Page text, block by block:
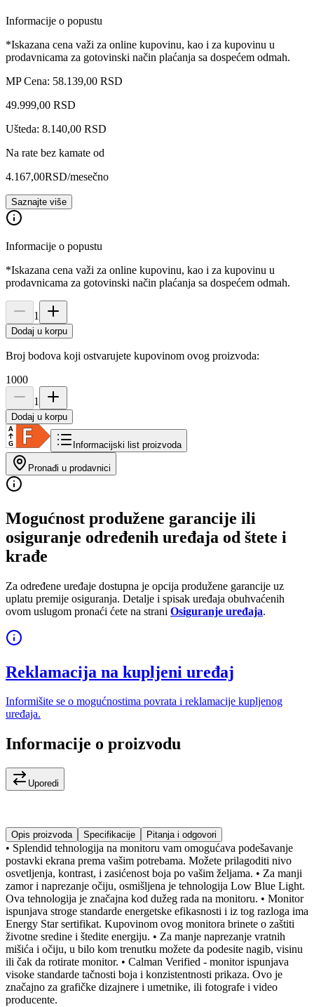
Informacije o popustu
*Iskazana cena važi za online kupovinu, kao i za kupovinu u
prodavnicama za gotovinski način plaćanja sa dospećem odmah.
MP Cena: 58.139,00 RSD
49.999,00 RSD
Ušteda: 8.140,00 RSD
Na rate bez kamate od
4.167,00RSD/mesečno
Saznajte više
Informacije o popustu
*Iskazana cena važi za online kupovinu, kao i za kupovinu u
prodavnicama za gotovinski način plaćanja sa dospećem odmah.
1
Dodaj u korpu
Broj bodova koji ostvarujete kupovinom ovog proizvoda:
1000
1
Dodaj u korpu
Informacijski list proizvoda
Pronađi u prodavnici
Mogućnost produžene garancije ili
osiguranje određenih uređaja od štete i
krađe
Za određene uređaje dostupna je opcija produžene garancije uz
uplatu premije osiguranja. Detalje i spisak uređaja obuhvaćenih
ovom uslugom pronaći ćete na strani Osiguranje uređaja.
Reklamacija na kupljeni uređaj
Informišite se o mogućnostima povrata i reklamacije kupljenog
uređaja.
Informacije o proizvodu
Uporedi
Opis proizvoda Specifikacije Pitanja i odgovori
• Splendid tehnologija na monitoru vam omogućava podešavanje
postavki ekrana prema vašim potrebama. Možete prilagoditi nivo
osvetljenja, kontrast, i zasićenost boja po vašim željama. • Za manji
zamor i naprezanje očiju, osmišljena je tehnologija Low Blue Light.
Ova tehnologija je značajna kod dužeg rada na monitoru. • Monitor
ispunjava stroge standarde energetske efikasnosti i iz tog razloga ima
Energy Star sertifikat. Kupovinom ovog monitora brinete o zaštiti
životne sredine i štedite energiju. • Za manje naprezanje vratnih
mišića i očiju, u bilo kom trenutku možete da podesite nagib, visinu
ili čak da rotirate monitor. • Calman Verified - monitor ispunjava
visoke standarde tačnosti boja i konzistentnosti prikaza. Ovo je
značajno za grafičke dizajnere i umetnike, ili fotografe i video
producente.